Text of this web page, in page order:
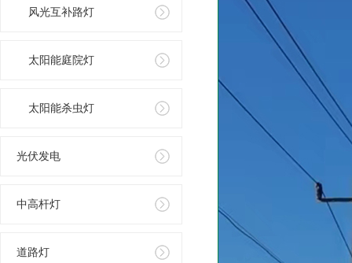
风光互补路灯
太阳能庭院灯
太阳能杀虫灯
光伏发电
中高杆灯
道路灯